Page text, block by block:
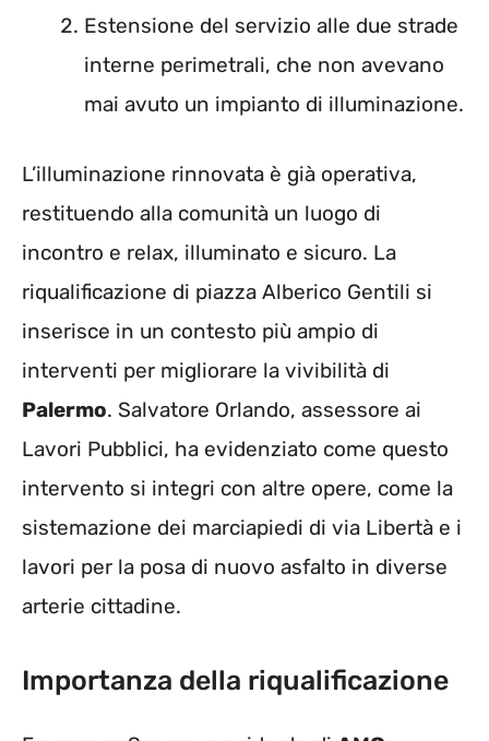
Estensione del servizio alle due strade
interne perimetrali, che non avevano
mai avuto un impianto di illuminazione.
L’illuminazione rinnovata è già operativa,
restituendo alla comunità un luogo di
incontro e relax, illuminato e sicuro. La
riqualificazione di piazza Alberico Gentili si
inserisce in un contesto più ampio di
interventi per migliorare la vivibilità di
Palermo. Salvatore Orlando, assessore ai
Lavori Pubblici, ha evidenziato come questo
intervento si integri con altre opere, come la
sistemazione dei marciapiedi di via Libertà e i
lavori per la posa di nuovo asfalto in diverse
arterie cittadine.
Importanza della riqualificazione